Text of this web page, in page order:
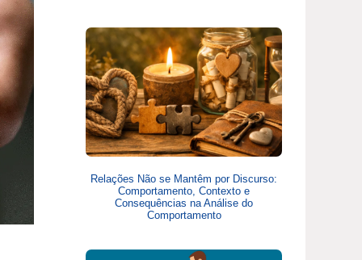
Relações Não se Mantêm por Discurso:
Comportamento, Contexto e
Consequências na Análise do
Comportamento